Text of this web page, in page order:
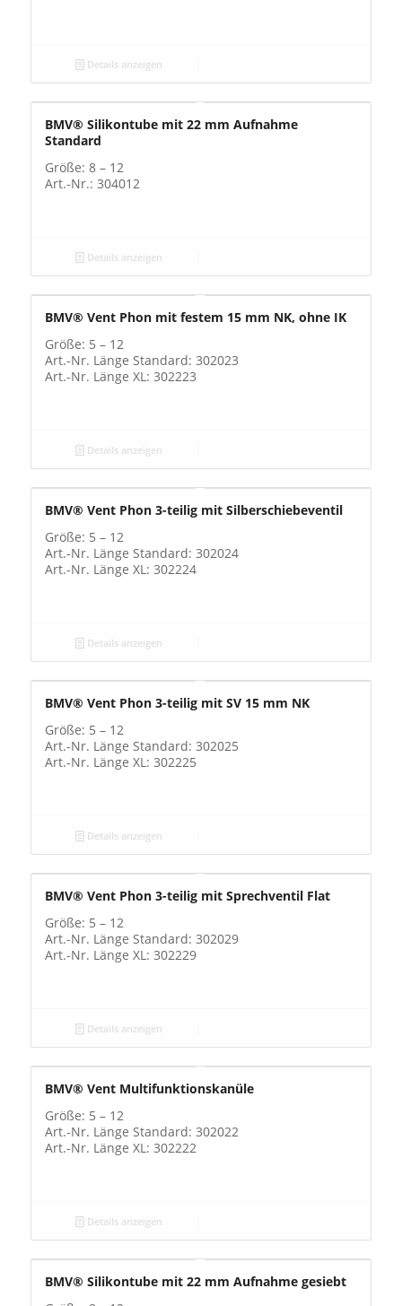
Details anzeigen
BMV® Silikontube mit 22 mm Aufnahme
Standard
Größe: 8 – 12
Art.-Nr.: 304012
Details anzeigen
BMV® Vent Phon mit festem 15 mm NK, ohne IK
Größe: 5 – 12
Art.-Nr. Länge Standard: 302023
Art.-Nr. Länge XL: 302223
Details anzeigen
BMV® Vent Phon 3-teilig mit Silberschiebeventil
Größe: 5 – 12
Art.-Nr. Länge Standard: 302024
Art.-Nr. Länge XL: 302224
Details anzeigen
BMV® Vent Phon 3-teilig mit SV 15 mm NK
Größe: 5 – 12
Art.-Nr. Länge Standard: 302025
Art.-Nr. Länge XL: 302225
Details anzeigen
BMV® Vent Phon 3-teilig mit Sprechventil Flat
Größe: 5 – 12
Art.-Nr. Länge Standard: 302029
Art.-Nr. Länge XL: 302229
Details anzeigen
BMV® Vent Multifunktionskanüle
Größe: 5 – 12
Art.-Nr. Länge Standard: 302022
Art.-Nr. Länge XL: 302222
Details anzeigen
BMV® Silikontube mit 22 mm Aufnahme gesiebt